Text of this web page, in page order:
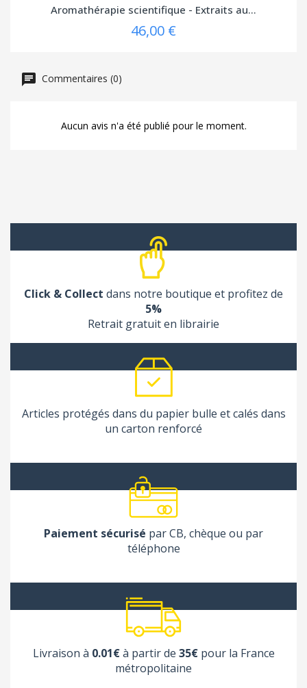
Aromathérapie scientifique - Extraits au...
46,00 €
Commentaires (0)
Aucun avis n'a été publié pour le moment.
Click & Collect dans notre boutique et profitez de
5%
Retrait gratuit en librairie
Articles protégés dans du papier bulle et calés dans
un carton renforcé
Paiement sécurisé par CB, chèque ou par
téléphone
Livraison à 0.01€à partir de 35€pour la France
métropolitaine